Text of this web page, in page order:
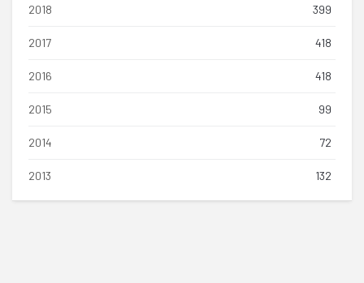
2018 399
2017 418
2016 418
2015 99
2014 72
2013 132